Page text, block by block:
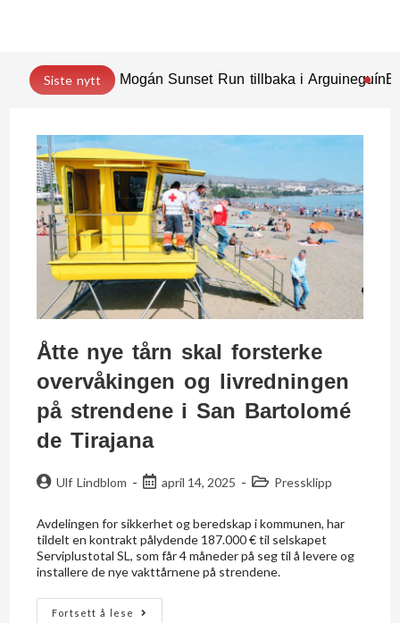
Siste nytt Mogán Sunset Run tillbaka i Arguineguín
Åtte nye tårn skal forsterke
overvåkingen og livredningen
på strendene i San Bartolomé
de Tirajana
Ulf Lindblom april 14, 2025 Pressklipp
Avdelingen for sikkerhet og beredskap i kommunen, har
tildelt en kontrakt pålydende 187.000 € til selskapet
Serviplustotal SL, som får 4 måneder på seg til å levere og
installere de nye vakttårnene på strendene.
Fortsett å lese